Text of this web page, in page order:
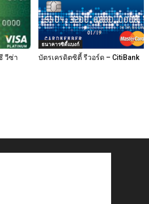
วีซ่า
ธนาคารซิตี้แบงก์
บัตรเครดิตซิตี้ รีวอร์ด – CitiBank